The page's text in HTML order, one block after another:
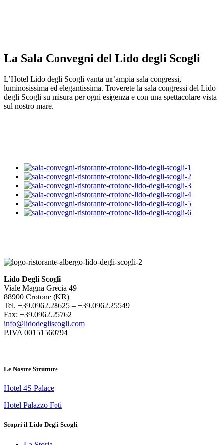
La Sala Convegni del Lido degli Scogli
L’Hotel Lido degli Scogli vanta un’ampia sala congressi,
luminosissima ed elegantissima. Troverete la sala congressi del Lido
degli Scogli su misura per ogni esigenza e con una spettacolare vista
sul nostro mare.
Lido Degli Scogli
Viale Magna Grecia 49
88900 Crotone (KR)
Tel. +39.0962.28625 – +39.0962.25549
Fax: +39.0962.25762
info@lidodegliscogli.com
P.IVA 00151560794
Le Nostre Strutture
Hotel 4S Palace
Hotel Palazzo Foti
Scopri il Lido Degli Scogli